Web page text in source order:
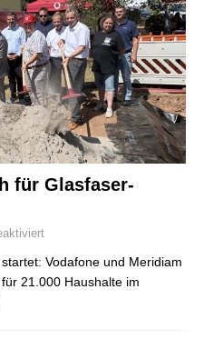
für Glasfaser-
Vodafone und Meridiam
21.000 Haushalte im